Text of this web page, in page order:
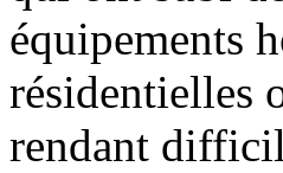
équipements
résidentielles
rendant